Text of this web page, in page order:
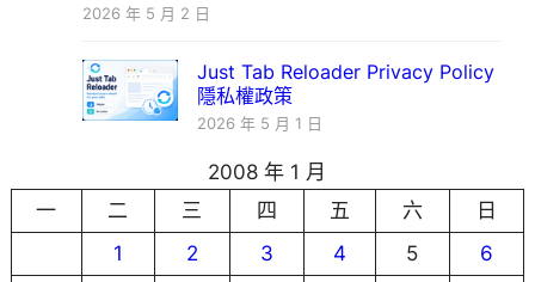
2026 年 5 月 2 日
Just Tab Reloader Privacy Policy
隱私權政策
2026 年 5 月 1 日
2008 年 1 月
一
二 三 四 五 六
日
1
2 3 4 5
6